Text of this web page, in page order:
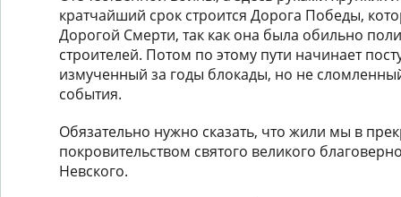
кратчайший срок строится Дорога Победы,
Дорогой Смерти, так как она была обильно
строителей. Потом по этому пути начинает
измученный за годы блокады, но не
события.
Обязательно нужно сказать, что жили мы в
покровительством святого великого
Невского.